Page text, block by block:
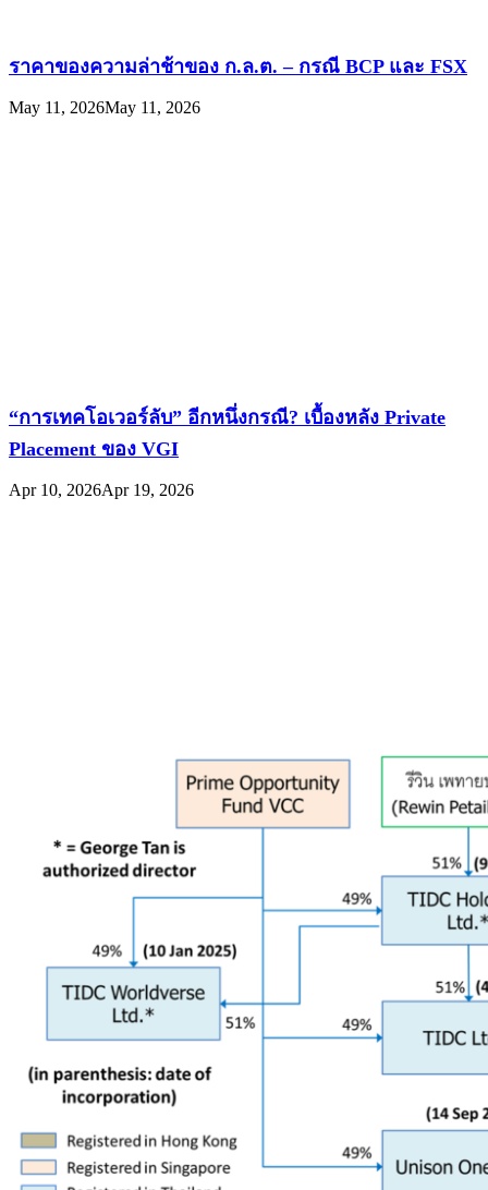
ราคาของความล่าช้าของ ก.ล.ต. – กรณี BCP และ FSX
May 11, 2026May 11, 2026
“การเทคโอเวอร์ลับ” อีกหนึ่งกรณี? เบื้องหลัง Private
Placement ของ VGI
Apr 10, 2026Apr 19, 2026